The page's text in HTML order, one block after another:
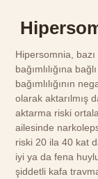
Hipersomnia,
bağımlılığına
bağımlılığının
olarak aktarılmış
aktarma riski
ailesinde
riski 20 ila 40 kat
iyi ya da fena
şiddetli kafa